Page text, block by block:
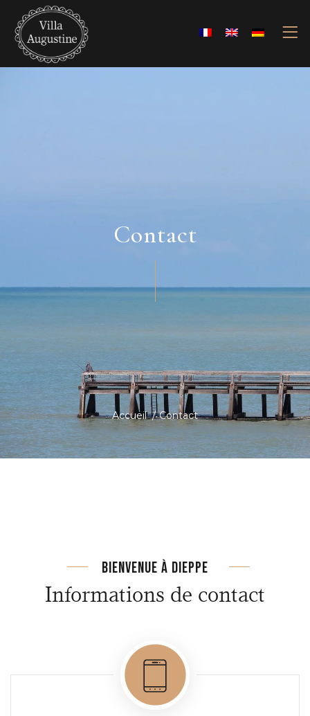
Contact
Accueil / Contact
BIENVENUE À DIEPPE
Informations de contact